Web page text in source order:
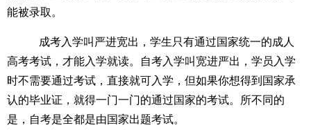
能被录取。
成考入学叫严进宽出，学生只有通过国家统一的成人
高考考试，才能入学就读。自考入学叫宽进严出，学员入学
时不需要通过考试，直接就可入学，但如果你想得到国家承
认的毕业证，就得一门一门的通过国家的考试。所不同的
是，自考是全都是由国家出题考试。